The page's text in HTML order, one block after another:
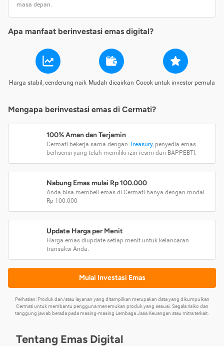
masa depan.
Apa manfaat berinvestasi emas digital?
Harga stabil, cenderung naik Mudah dicairkan Cocok untuk investor pemula
Mengapa berinvestasi emas di Cermati?
100% Aman dan Terjamin
Cermati bekerja sama dengan Treasury, penyedia emas
berlisensi yang telah memiliki izin resmi dari BAPPEBTI.
Nabung Emas mulai Rp 100.000
Anda bisa membeli emas di Cermati hanya dengan modal
Rp 100.000
Update Harga per Menit
Harga emas diupdate setiap menit untuk kelancaran
transaksi Anda.
Mulai Investasi Emas
Perhatian: Produk dan/atau layanan yang ditampilkan merupakan data yang dikumpulkan
Cermati untuk membantu pengguna menemukan produk yang sesuai. Segala risiko dan
tanggung jawab berada pada masing-masing Lembaga Jasa Keuangan atau mitra terkait.
Tentang Emas Digital